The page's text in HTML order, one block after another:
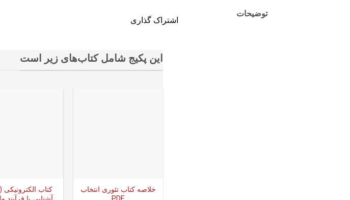
توضیحات
اشتراک گذاری
این پکیج شامل کتاب‌های زیر است
خلاصه کتاب تئوری انتخاب